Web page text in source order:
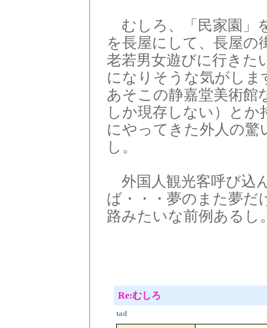
むしろ、「民家園」
を長屋にして、長屋の
老若男女遊びに行きた
になりそうな気がしま
あそこの静嘉堂美術館
しか現存しない）とか
にやってきた外人の
し。
外国人観光客呼び込
ば・・・夢のまた夢だ
路みたいな前例あるし
Re:むしろ
tad